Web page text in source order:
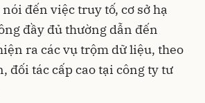
đến việc truy tố, cơ sở hạ
đầy đủ thường dẫn đến
ra các vụ trộm dữ liệu, theo
đối tác cấp cao tại công ty tư